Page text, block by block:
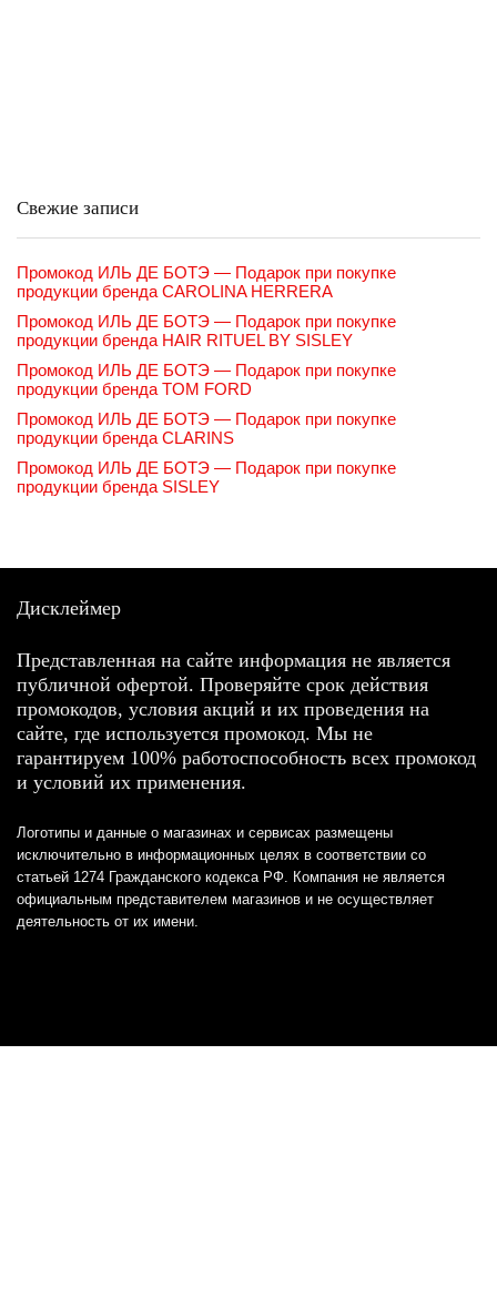
Свежие записи
Промокод ИЛЬ ДЕ БОТЭ — Подарок при покупке
продукции бренда CAROLINA HERRERA
Промокод ИЛЬ ДЕ БОТЭ — Подарок при покупке
продукции бренда HAIR RITUEL BY SISLEY
Промокод ИЛЬ ДЕ БОТЭ — Подарок при покупке
продукции бренда TOM FORD
Промокод ИЛЬ ДЕ БОТЭ — Подарок при покупке
продукции бренда CLARINS
Промокод ИЛЬ ДЕ БОТЭ — Подарок при покупке
продукции бренда SISLEY
Дисклеймер
Представленная на сайте информация не является
публичной офертой. Проверяйте срок действия
промокодов, условия акций и их проведения на
сайте, где используется промокод. Мы не
гарантируем 100% работоспособность всех промокод
и условий их применения.
Логотипы и данные о магазинах и сервисах размещены
исключительно в информационных целях в соответствии со
статьей 1274 Гражданского кодекса РФ. Компания не является
официальным представителем магазинов и не осуществляет
деятельность от их имени.